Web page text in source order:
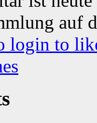
auf
login to